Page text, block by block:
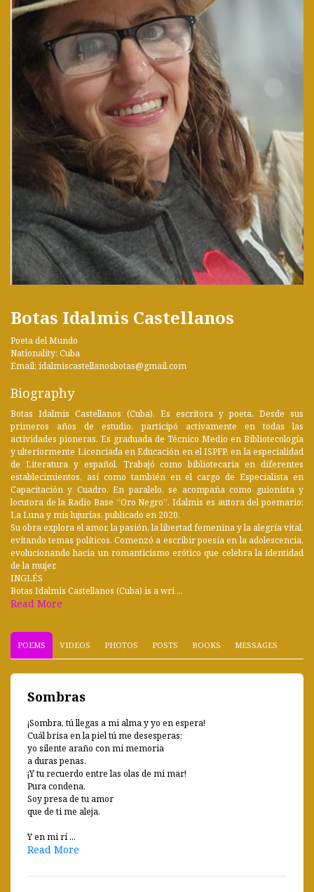
Botas Idalmis Castellanos
Poeta del Mundo
Nationality: Cuba
Email: idalmiscastellanosbotas@gmail.com
Biography
Botas Idalmis Castellanos (Cuba). Es escritora y poeta. Desde sus
primeros años de estudio, participó activamente en todas las
actividades pioneras. Es graduada de Técnico Medio en Bibliotecología
y ulteriormente Licenciada en Educación en el ISPFP, en la especialidad
de Literatura y español. Trabajó como bibliotecaria en diferentes
establecimientos, así como también en el cargo de Especialista en
Capacitación y Cuadro. En paralelo, se acompaña como guionista y
locutora de la Radio Base “Oro Negro”. Idalmis es autora del poemario:
La Luna y mis lujurias, publicado en 2020.
Su obra explora el amor, la pasión, la libertad femenina y la alegría vital,
evitando temas políticos. Comenzó a escribir poesía en la adolescencia,
evolucionando hacia un romanticismo erótico que celebra la identidad
de la mujer.
INGLÉS
Botas Idalmis Castellanos (Cuba) is a wri ...
Read More
POEMS VIDEOS PHOTOS POSTS BOOKS MESSAGES
Sombras
¡Sombra, tú llegas a mi alma y yo en espera!
Cuál brisa en la piel tú me desesperas;
yo silente araño con mi memoria
a duras penas.
¡Y tu recuerdo entre las olas de mi mar!
Pura condena.
Soy presa de tu amor
que de ti me aleja.
Y en mi rí ...
Read More